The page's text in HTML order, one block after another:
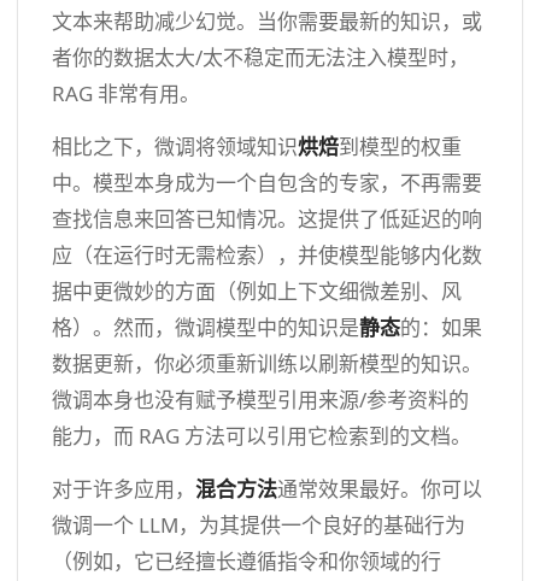
文本来帮助减少幻觉。当你需要最新的知识，或
者你的数据太大/太不稳定而无法注入模型时，
RAG 非常有用。
相比之下，微调将领域知识烘焙到模型的权重
中。模型本身成为一个自包含的专家，不再需要
查找信息来回答已知情况。这提供了低延迟的响
应（在运行时无需检索），并使模型能够内化数
据中更微妙的方面（例如上下文细微差别、风
格）。然而，微调模型中的知识是静态的：如果
数据更新，你必须重新训练以刷新模型的知识。
微调本身也没有赋予模型引用来源/参考资料的
能力，而 RAG 方法可以引用它检索到的文档。
对于许多应用， 混合方法通常效果最好。你可以
微调一个 LLM，为其提供一个良好的基础行为
（例如，它已经擅长遵循指令和你领域的行